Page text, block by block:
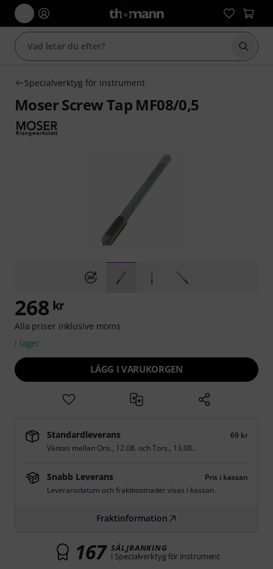
Börja
Specialverktyg för instrument
Moser Screw Tap MF08/0,5
268 kr
Alla priser inklusive moms
i lager
LÄGG I VARUKORGEN
Standardleverans
69 kr
Väntas mellan Ons., 12.08. ochTors., 13.08..
Snabb Leverans
Pris i kassan
Leveransdatum och fraktkostnader visas i kassan.
Fraktinformation
167 SÄLJRANKING
i Specialverktyg för instrument